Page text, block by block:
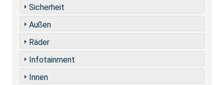
Sicherheit
Außen
Räder
Infotainment
Innen